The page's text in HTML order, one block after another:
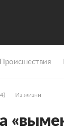
Происшествия
Из жизни